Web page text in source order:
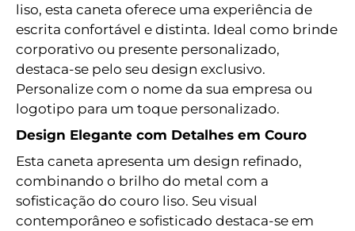
liso, esta caneta oferece uma experiência de
escrita confortável e distinta. Ideal como brinde
corporativo ou presente personalizado,
destaca-se pelo seu design exclusivo.
Personalize com o nome da sua empresa ou
logotipo para um toque personalizado.
Design Elegante com Detalhes em Couro
Esta caneta apresenta um design refinado,
combinando o brilho do metal com a
sofisticação do couro liso. Seu visual
contemporâneo e sofisticado destaca-se em